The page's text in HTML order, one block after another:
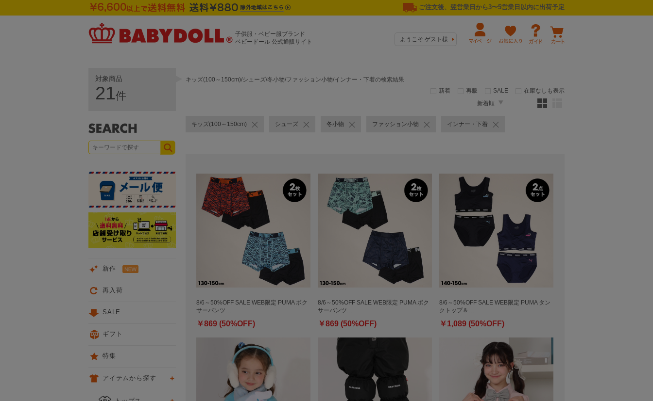
ご注文後、翌営業日から3〜5営業日以内に出荷予定
子供服・ベビー服ブランド
ベビードール 公式通販サイト
ようこそ ゲスト様
キッズ(100～150cm)/シューズ/冬小物/ファッション小物/インナー・下着の検索結果
新着
再販 SALE
在庫なしも表示
新着順
キッズ(100～150cm) シューズ 冬小物 ファッション小物 インナー・下着
8/6～50%OFF SALE WEB限定 PUMA ボク
サーパンツ…
￥869 (50%OFF)
8/6～50%OFF SALE WEB限定 PUMA ボク
サーパンツ…
￥869 (50%OFF)
8/6～50%OFF SALE WEB限定 PUMA タン
クトップ＆…
￥1,089 (50%OFF)
対象商品
21件
新作
再入荷
SALE
ギフト
特集
アイテムから探す